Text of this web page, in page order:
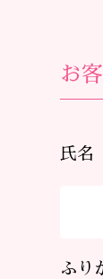
お
氏名
ふり